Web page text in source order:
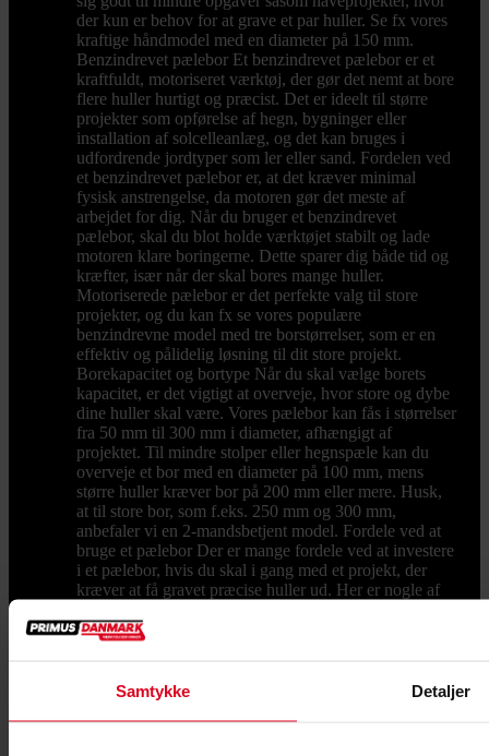
Samtykke Detaljer
der kun er behov for at grave et par huller. Se fx vores
kraftige håndmodel med en diameter på 150 mm.
Benzindrevet pælebor Et benzindrevet pælebor er et
kraftfuldt, motoriseret værktøj, der gør det nemt at bore
flere huller hurtigt og præcist. Det er ideelt til større
projekter som opførelse af hegn, bygninger eller
installation af solcelleanlæg, og det kan bruges i
udfordrende jordtyper som ler eller sand. Fordelen ved
et benzindrevet pælebor er, at det kræver minimal
fysisk anstrengelse, da motoren gør det meste af
arbejdet for dig. Når du bruger et benzindrevet
pælebor, skal du blot holde værktøjet stabilt og lade
motoren klare boringerne. Dette sparer dig både tid og
kræfter, især når der skal bores mange huller.
Motoriserede pælebor er det perfekte valg til store
projekter, og du kan fx se vores populære
benzindrevne model med tre borstørrelser, som er en
effektiv og pålidelig løsning til dit store projekt.
Borekapacitet og bortype Når du skal vælge borets
kapacitet, er det vigtigt at overveje, hvor store og dybe
dine huller skal være. Vores pælebor kan fås i størrelser
fra 50 mm til 300 mm i diameter, afhængigt af
projektet. Til mindre stolper eller hegnspæle kan du
overveje et bor med en diameter på 100 mm, mens
større huller kræver bor på 200 mm eller mere. Husk,
at til store bor, som f.eks. 250 mm og 300 mm,
anbefaler vi en 2-mandsbetjent model. Fordele ved at
bruge et pælebor Der er mange fordele ved at investere
i et pælebor, hvis du skal i gang med et projekt, der
kræver at få gravet præcise huller ud. Her er nogle af
ideelt til at bore præcise og dybe huller hurtigt og
opsætning af hegn, stolper, træer eller skilte. Pælebor
pælene, hvilket øger holdbarheden af konstruktionen.